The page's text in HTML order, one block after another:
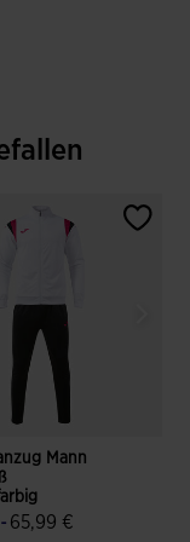
Mann
- 65,99 €